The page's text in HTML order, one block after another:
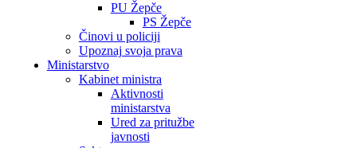
PU Žepče
PS Žepče
Činovi u policiji
Upoznaj svoja prava
Ministarstvo
Kabinet ministra
Aktivnosti
ministarstva
Ured za pritužbe
javnosti